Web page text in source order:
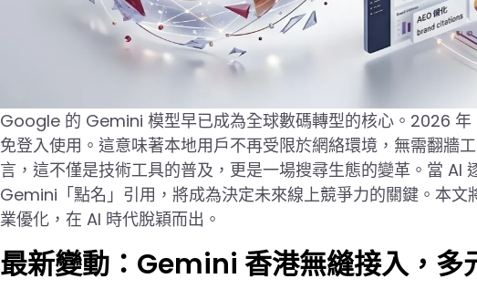
Google 的 Gemini 模型早已成為全球數碼轉型的核心。2026
免登入使用。這意味著本地用戶不再受限於網絡環境，無需翻牆
言，這不僅是技術工具的普及，更是一場搜尋生態的變革。當 AI
Gemini「點名」引用，將成為決定未來線上競爭力的關鍵。本
業優化，在 AI 時代脫穎而出。
最新變動：Gemini 香港無縫接入，多